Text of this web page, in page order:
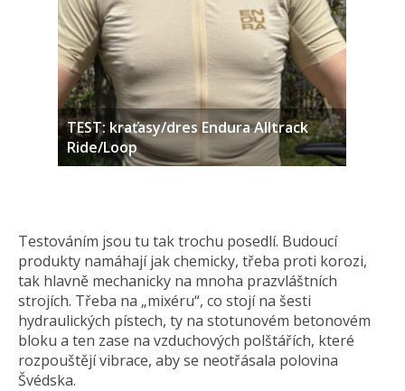
TEST: kraťasy/dres Endura Alltrack
Ride/Loop
Testováním jsou tu tak trochu posedlí. Budoucí
produkty namáhají jak chemicky, třeba proti korozi,
tak hlavně mechanicky na mnoha prazvláštních
strojích. Třeba na „mixéru“, co stojí na šesti
hydraulických pístech, ty na stotunovém betonovém
bloku a ten zase na vzduchových polštářích, které
rozpouštějí vibrace, aby se neotřásala polovina
Švédska.